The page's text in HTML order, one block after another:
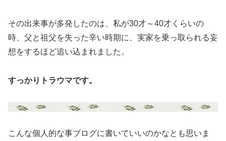
その出来事が多発したのは、私が30才～40才くらいの
時、父と祖父を失った辛い時期に、実家を乗っ取られる妄
想をするほど追い込まれました。
すっかりトラウマです。
こんな個人的な事ブログに書いていいのかなとも思いま